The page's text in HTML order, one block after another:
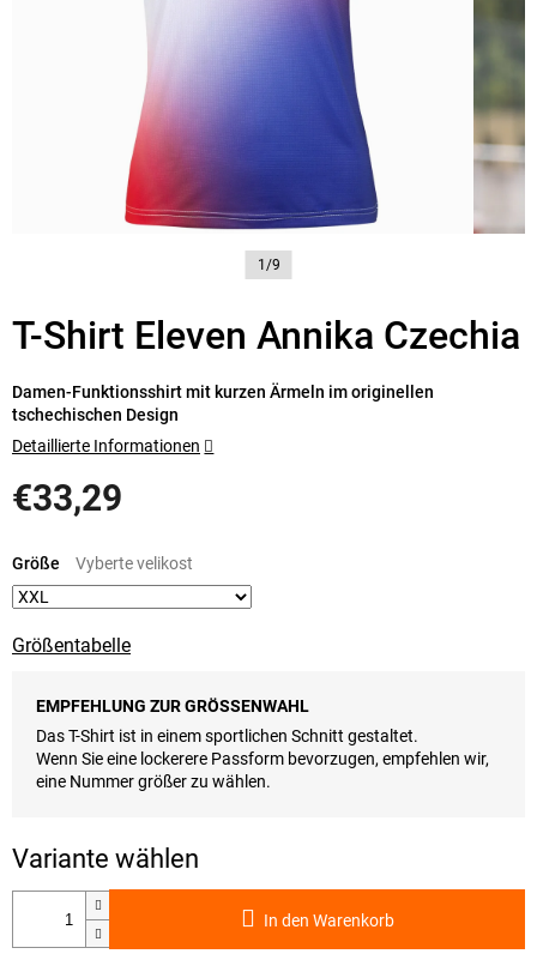
1/9
T-Shirt Eleven Annika Czechia
€33,29
Größentabelle
EMPFEHLUNG ZUR GRÖSSENWAHL
Das T-Shirt ist in einem sportlichen Schnitt gestaltet.
Wenn Sie eine lockerere Passform bevorzugen, empfehlen wir,
eine Nummer größer zu wählen.
Größe
In den Warenkorb
Damen-Funktionsshirt mit kurzen Ärmeln im originellen
tschechischen Design
Detaillierte Informationen